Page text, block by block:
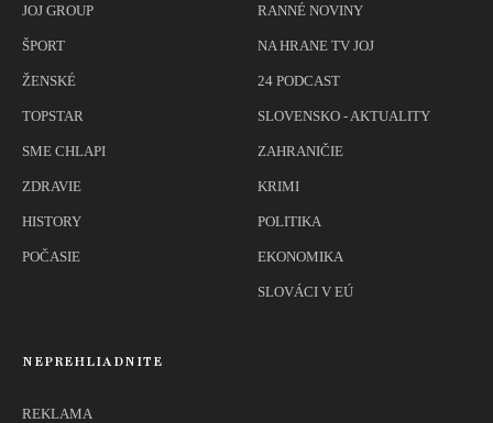
JOJ GROUP
ŠPORT
ŽENSKÉ
TOPSTAR
SME CHLAPI
ZDRAVIE
HISTORY
POČASIE
RANNÉ NOVINY
NA HRANE TV JOJ
24 PODCAST
SLOVENSKO - AKTUALITY
ZAHRANIČIE
KRIMI
POLITIKA
EKONOMIKA
SLOVÁCI V EÚ
NEPREHLIADNITE
REKLAMA